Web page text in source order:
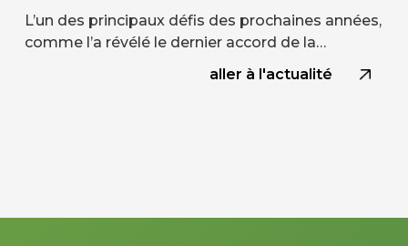
L’un des principaux défis des prochaines années,
comme l’a révélé le dernier accord de la…
aller à l'actualité